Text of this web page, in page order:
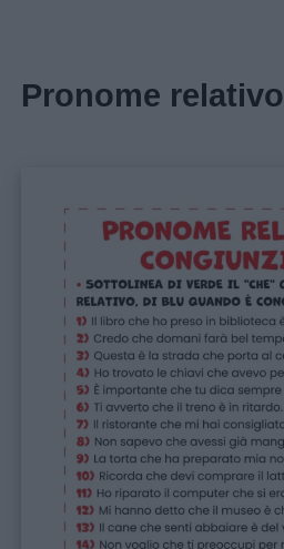
Pronome relativo